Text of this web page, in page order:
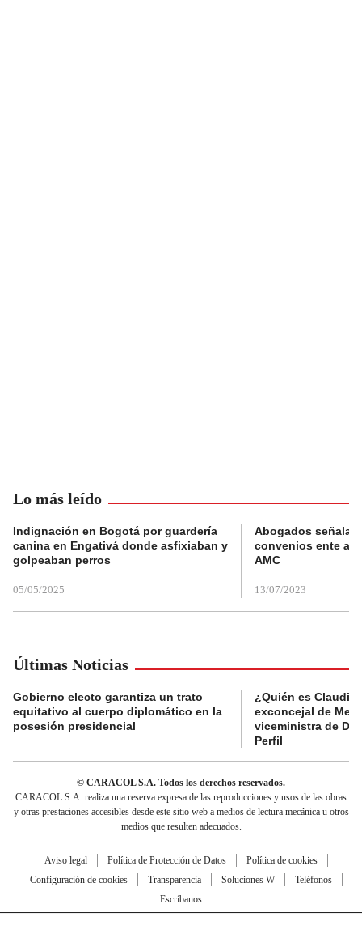
Lo más leído
Indignación en Bogotá por guardería
canina en Engativá donde asfixiaban y
golpeaban perros
05/05/2025
Abogados
convenios ente
AMC
13/07/2023
Últimas Noticias
Gobierno electo garantiza un trato
equitativo al cuerpo diplomático en la
posesión presidencial
¿Quién es Claudia
exconcejal de
viceministra de
Perfil
© CARACOL S.A. Todos los derechos reservados.
CARACOL S.A. realiza una reserva expresa de las reproducciones y usos de las obras
y otras prestaciones accesibles desde este sitio web a medios de lectura mecánica u otros
medios que resulten adecuados.
Aviso legal Política de Protección de Datos
Política de cookies
Configuración de cookies
Transparencia Soluciones W
Teléfonos
Escríbanos